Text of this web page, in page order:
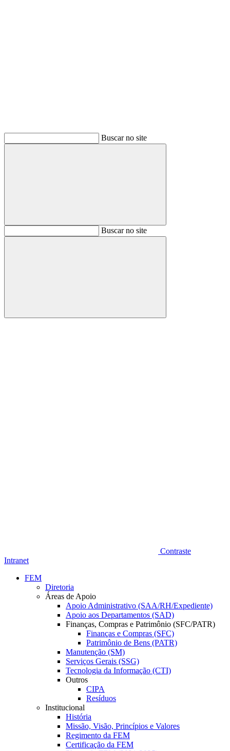
Buscar no site
BuscarBuscar no site
Buscar
Contraste
Intranet
FEM
Diretoria
Áreas de Apoio
Apoio Administrativo (SAA/RH/Expediente)
Apoio aos Departamentos (SAD)
Finanças, Compras e Patrimônio (SFC/PATR)
Finanças e Compras (SFC)
Patrimônio de Bens (PATR)
Manutenção (SM)
Serviços Gerais (SSG)
Tecnologia da Informação (CTI)
Outros
CIPA
Resíduos
Institucional
História
Missão, Visão, Princípios e Valores
Regimento da FEM
Certificação da FEM